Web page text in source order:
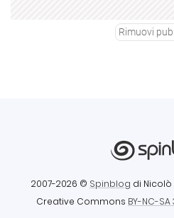
Rimuovi
2007-2026 © Spinblog di
Creative Commons BY-NC-SA